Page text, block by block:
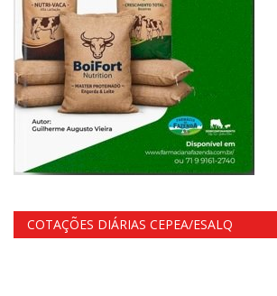
COTAÇÕES DIÁRIAS CEPEA/ESALQ